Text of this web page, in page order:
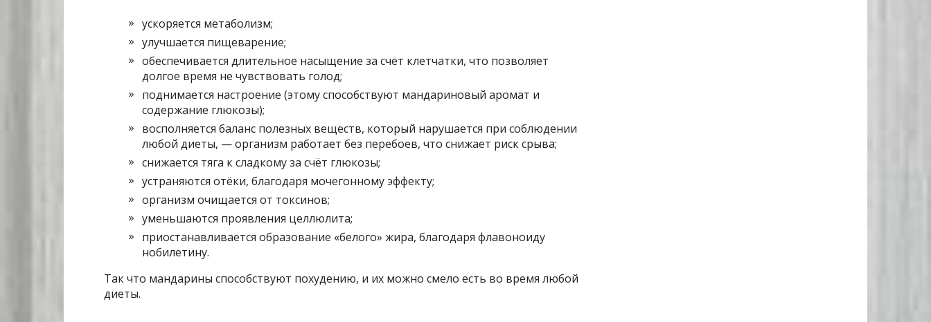
ускоряется метаболизм;
улучшается пищеварение;
обеспечивается длительное насыщение за счёт клетчатки, что позволяет
долгое время не чувствовать голод;
поднимается настроение (этому способствуют мандариновый аромат и
содержание глюкозы);
восполняется баланс полезных веществ, который нарушается при соблюдении
любой диеты, — организм работает без перебоев, что снижает риск срыва;
снижается тяга к сладкому за счёт глюкозы;
устраняются отёки, благодаря мочегонному эффекту;
организм очищается от токсинов;
уменьшаются проявления целлюлита;
приостанавливается образование «белого» жира, благодаря флавоноиду
нобилетину.
Так что мандарины способствуют похудению, и их можно смело есть во время любой
диеты.